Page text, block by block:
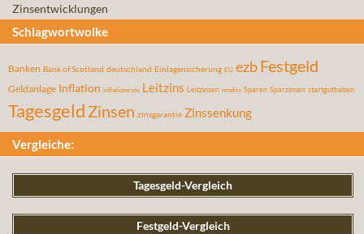
Zinsentwicklungen
Schlagwortwolke
Banken Bank of Scotland deutschland Einlagensicherung EU ezbFestgeld
Geldanlage Inflation inflationsrate Leitzins Leitzinsen rendite Sparen Sparzinsen startguthaben
Tagesgeld Zinsen zinsgarantie Zinssenkung
Vergleiche:
Tagesgeld-Vergleich
Festgeld-Vergleich